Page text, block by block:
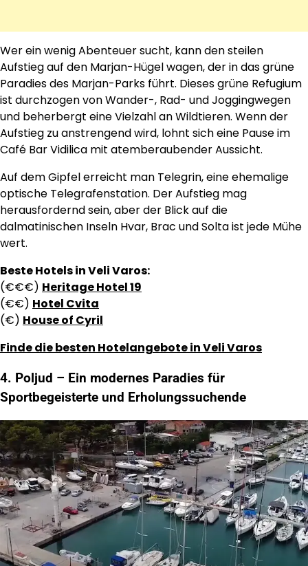
Wer ein wenig Abenteuer sucht, kann den steilen
Aufstieg auf den Marjan-Hügel wagen, der in das grüne
Paradies des Marjan-Parks führt. Dieses grüne Refugium
ist durchzogen von Wander-, Rad- und Joggingwegen
und beherbergt eine Vielzahl an Wildtieren. Wenn der
Aufstieg zu anstrengend wird, lohnt sich eine Pause im
Café Bar Vidilica mit atemberaubender Aussicht.
Auf dem Gipfel erreicht man Telegrin, eine ehemalige
optische Telegrafenstation. Der Aufstieg mag
herausfordernd sein, aber der Blick auf die
dalmatinischen Inseln Hvar, Brac und Solta ist jede Mühe
wert.
Beste Hotels in Veli Varos:
(€€€) Heritage Hotel 19
(€€) Hotel Cvita
(€) House of Cyril
Finde die besten Hotelangebote in Veli Varos
4. Poljud – Ein modernes Paradies für
Sportbegeisterte und Erholungssuchende